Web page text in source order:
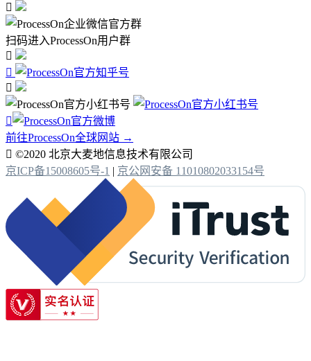

扫码进入ProcessOn用户群




前往ProcessOn全球网站 →
 ©2020 北京大麦地信息技术有限公司
京ICP备15008605号-1 | 京公网安备 11010802033154号